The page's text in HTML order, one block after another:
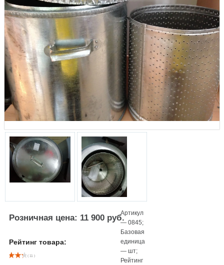
Розничная цена: 11 900 руб.
Рейтинг товара:
( 11 )
Артикул
—0845;
Базовая
единица
—шт;
Рейтинг